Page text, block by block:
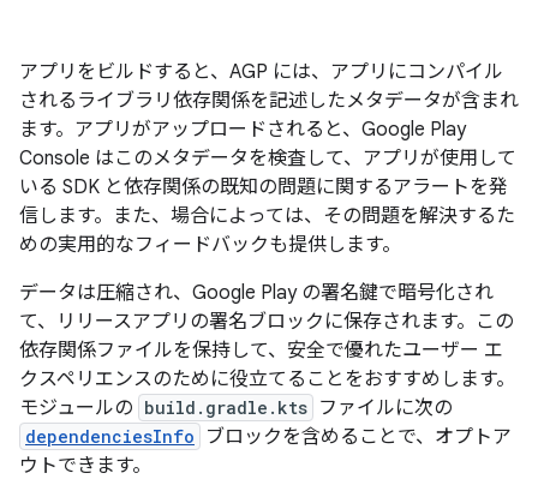
アプリをビルドすると、AGP には、アプリにコンパイル
されるライブラリ依存関係を記述したメタデータが含まれ
ます。アプリがアップロードされると、Google Play
Console はこのメタデータを検査して、アプリが使用して
いる SDK と依存関係の既知の問題に関するアラートを発
信します。また、場合によっては、その問題を解決するた
めの実用的なフィードバックも提供します。
データは圧縮され、Google Play の署名鍵で暗号化され
て、リリースアプリの署名ブロックに保存されます。この
依存関係ファイルを保持して、安全で優れたユーザー エ
クスペリエンスのために役立てることをおすすめします。
モジュールの build.gradle.kts ファイルに次の
dependenciesInfo
ブロックを含めることで、オプトア
ウトできます。